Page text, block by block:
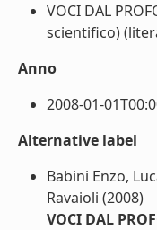
VOCI DAL
scientifico)
Anno
2008-01-
Alternative label
Babini Enzo,
Ravaioli (2008)
VOCI DAL